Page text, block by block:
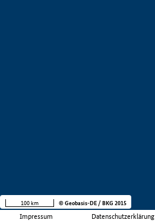
Impressum Datenschutzerklärung
100 km © Geobasis-DE / BKG 2015